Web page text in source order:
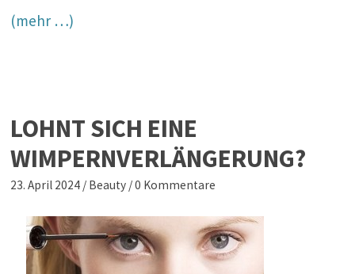
(mehr …)
LOHNT SICH EINE
WIMPERNVERLÄNGERUNG?
23. April 2024 / Beauty /0 Kommentare